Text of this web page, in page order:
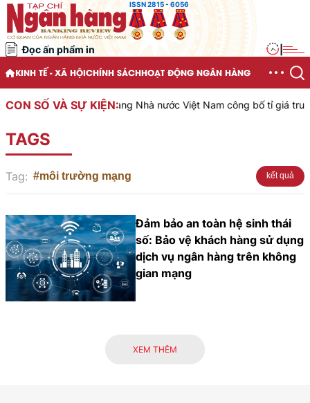
ISSN 2815 - 6056
Đọc ấn phẩm in
KINH TẾ - XÃ HỘICHÍNH SÁCHHOẠT ĐỘNG NGÂN HÀNG
CON SỐ VÀ SỰ KIỆN:Ngân hàng Nhà nước Việt Nam công bố tỉ giá
TAGS
Tag: #môi trường mạng kết quả
Đảm bảo an toàn hệ sinh thái
số: Bảo vệ khách hàng sử dụng
dịch vụ ngân hàng trên không
gian mạng
XEM THÊM